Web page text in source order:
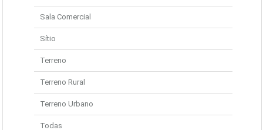
Sala Comercial
Sítio
Terreno
Terreno Rural
Terreno Urbano
Todas